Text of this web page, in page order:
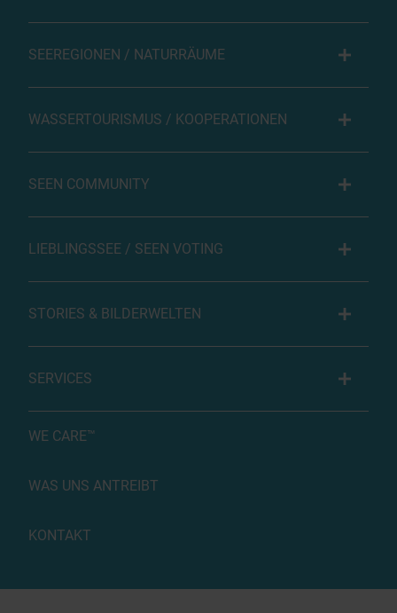
SEEREGIONEN / NATURRÄUME
WASSERTOURISMUS / KOOPERATIONEN
SEEN COMMUNITY
LIEBLINGSSEE / SEEN VOTING
STORIES & BILDERWELTEN
SERVICES
WE CARE™
WAS UNS ANTREIBT
KONTAKT